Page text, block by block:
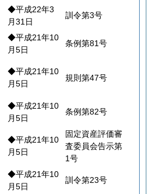
◆平成22年3
月31日
訓令第3号
◆平成21年10
月5日
条例第81号
◆平成21年10
月5日
規則第47号
◆平成21年10
月5日
条例第82号
◆平成21年10
月5日
固定資産評価審
査委員会告示第
1号
◆平成21年10
月5日
訓令第23号